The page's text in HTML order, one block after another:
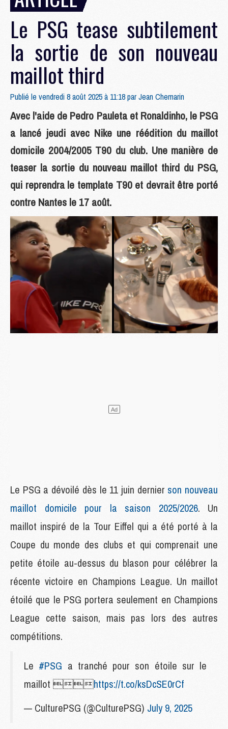
Le PSG tease subtilement
la sortie de son nouveau
maillot third
Publié le vendredi 8 août 2025 à 11:18 parJean Chemarin
Avec l'aide de Pedro Pauleta et Ronaldinho, le PSG
a lancé jeudi avec Nike une réédition du maillot
domicile 2004/2005 T90 du club. Une manière de
teaser la sortie du nouveau maillot third du PSG,
qui reprendra le template T90 et devrait être porté
contre Nantes le 17 août.
Le PSG a dévoilé dès le 11 juin dernier son nouveau
maillot domicile pour la saison 2025/2026. Un
maillot inspiré de la Tour Eiffel qui a été porté à la
Coupe du monde des clubs et qui comprenait une
petite étoile au-dessus du blason pour célébrer la
récente victoire en Champions League. Un maillot
étoilé que le PSG portera seulement en Champions
League cette saison, mais pas lors des autres
compétitions.
Le #PSG a tranché pour son étoile sur le
maillot https://t.co/ksDcSE0rCf
— CulturePSG (@CulturePSG) July 9, 2025